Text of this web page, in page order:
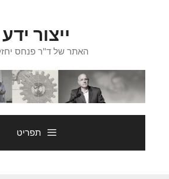
ייצור ידע
האתר של ד"ר פנחס
תפריט